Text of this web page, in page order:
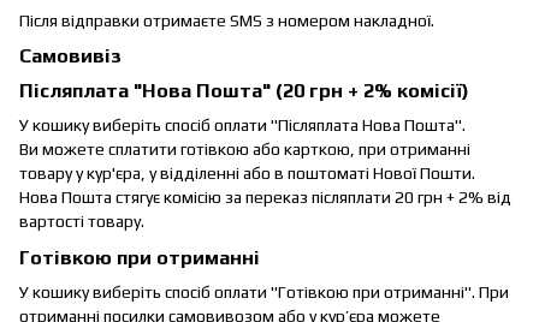
Після відправки отримаєте SMS з номером накладної.
Самовивіз
Післяплата "Нова Пошта" (20 грн + 2% комісії)
У кошику виберіть спосіб оплати "Післяплата Нова Пошта".
Ви можете сплатити готівкою або карткою, при отриманні
товару у кур'єра, у відділенні або в поштоматі Нової Пошти.
Нова Пошта стягує комісію за переказ післяплати 20 грн + 2% від
вартості товару.
Готівкою при отриманні
У кошику виберіть спосіб оплати "Готівкою при отриманні". При
отриманні посилки самовивозом або у кур’єра можете